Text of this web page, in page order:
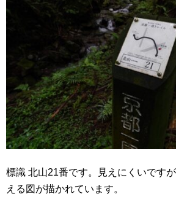
標識 北山21番です。見えにくいです
える図が描かれています。